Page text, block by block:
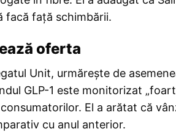
facă față schimbării.
oferta
Unit, urmărește de
GLP-1 este monitorizat
El a arătat că
cu anul anterior.